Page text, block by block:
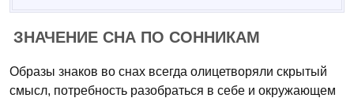
ЗНАЧЕНИЕ СНА ПО СОННИКАМ
Образы знаков во снах всегда олицетворяли скрытый
смысл, потребность разобраться в себе и окружающем